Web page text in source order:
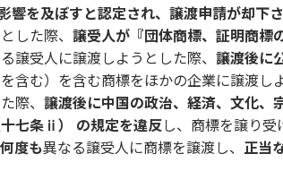
響を及ぼすと認定され、譲渡申請が却下
した際、 譲受人が『団体商標、証明商標
譲受人に譲渡しようとした際、 譲渡後に
含む）を含む商標をほかの企業に譲渡し
際、 譲渡後に中国の政治、経済、文化、
十七条ⅱ） の規定を違反し、商標を譲り受
何度も異なる譲受人に商標を譲渡し、 正当